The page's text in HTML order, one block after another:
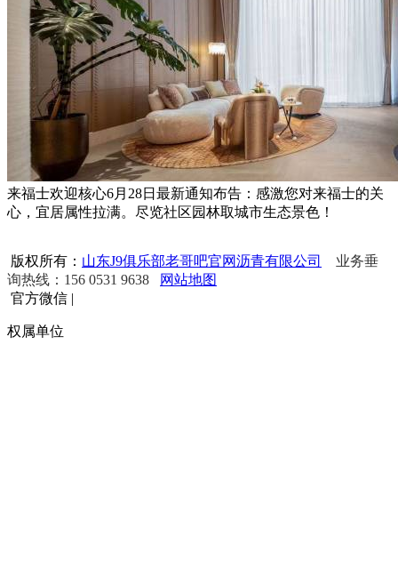
来福士欢迎核心6月28日最新通知布告：感激您对来福士的关
心，宜居属性拉满。尽览社区园林取城市生态景色！
版权所有： 山东J9俱乐部老哥吧官网沥青有限公司
业务垂
询热线：156 0531 9638
网站地图
官方微信 |
权属单位